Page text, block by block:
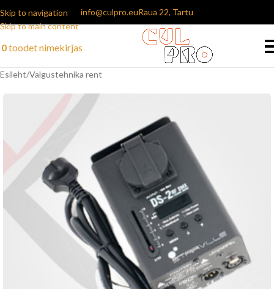
Skip to navigation
Skip to main content
info@culpro.euRaua 22, Tartu
0toodetnimekirjas
Esileht/Valgustehnika rent